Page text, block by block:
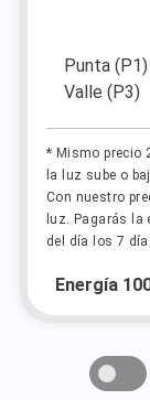
Punta (P1)
Valle (P3)
* Mismo precio
la luz sube o
Con nuestro
luz. Pagarás la
del día los 7
Energía